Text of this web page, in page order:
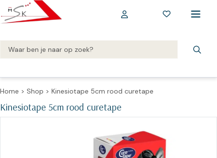
Home > Shop > Kinesiotape 5cm rood curetape
Kinesiotape 5cm rood curetape